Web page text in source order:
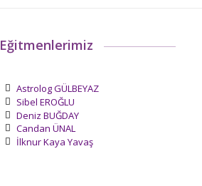
Eğitmenlerimiz
Astrolog GÜLBEYAZ
Sibel EROĞLU
Deniz BUĞDAY
Candan ÜNAL
İlknur Kaya Yavaş